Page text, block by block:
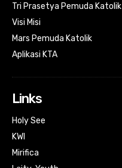
Tri Prasetya Pemuda Katolik
Visi Misi
Mars Pemuda Katolik
Aplikasi KTA
Links
Holy See
KWI
Mirifica